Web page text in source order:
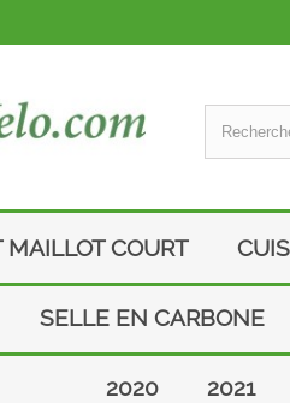
MAILLOT COURT
SELLE EN CARBONE
2020 2021